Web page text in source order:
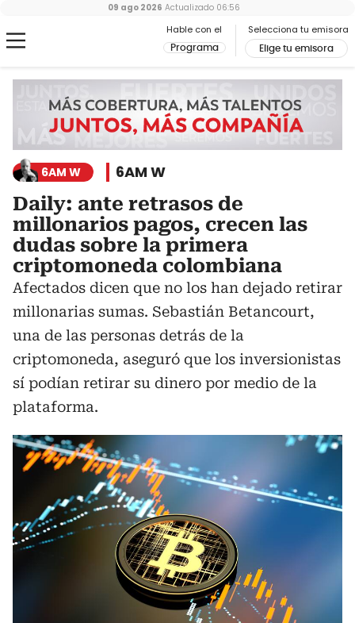
Hable con el
Programa
Selecciona tu emisora
Elige tu emisora
09 ago 2026 Actualizado 06:56
6AM W 6AM W
Daily: ante retrasos de
millonarios pagos, crecen las
dudas sobre la primera
criptomoneda colombiana
Afectados dicen que no los han dejado retirar
millonarias sumas. Sebastián Betancourt,
una de las personas detrás de la
criptomoneda, aseguró que los inversionistas
sí podían retirar su dinero por medio de la
plataforma.